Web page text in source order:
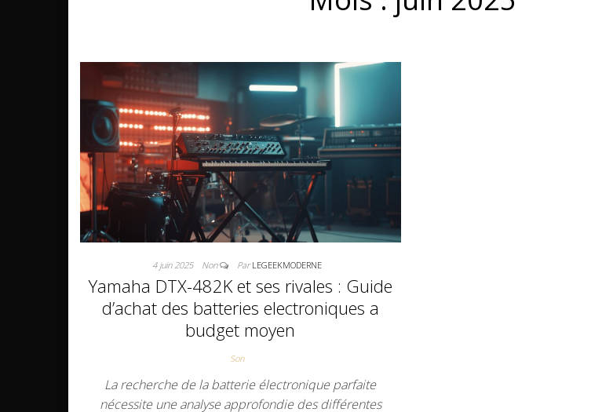
4 juin 2025 Non ParLEGEEKMODERNE
Yamaha DTX-482K et ses rivales : Guide
d’achat des batteries electroniques a
budget moyen
Son
La recherche de la batterie électronique parfaite
nécessite une analyse approfondie des différentes